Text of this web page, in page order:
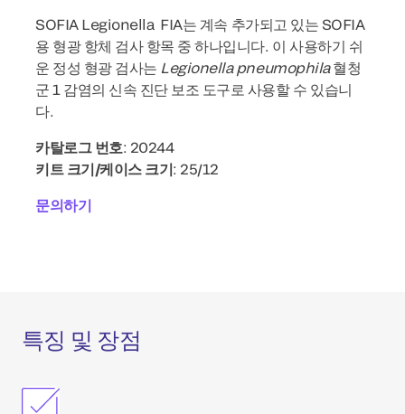
SOFIA Legionella FIA는 계속 추가되고 있는 SOFIA
용 형광 항체 검사 항목 중 하나입니다. 이 사용하기 쉬
운 정성 형광 검사는 Legionella pneumophila혈청
군 1 감염의 신속 진단 보조 도구로 사용할 수 있습니
다.
카탈로그 번호: 20244
키트 크기/케이스 크기: 25/12
문의하기
특징 및 장점